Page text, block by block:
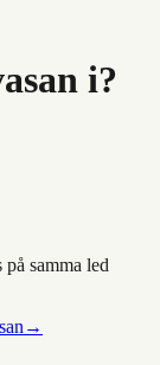
i?
samma led
→